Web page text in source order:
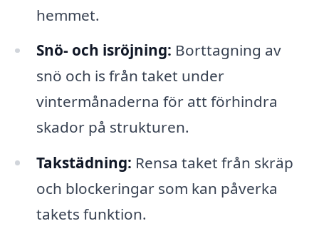
hemmet.
Snö- och isröjning: Borttagning av
snö och is från taket under
vintermånaderna för att förhindra
skador på strukturen.
Takstädning: Rensa taket från skräp
och blockeringar som kan påverka
takets funktion.